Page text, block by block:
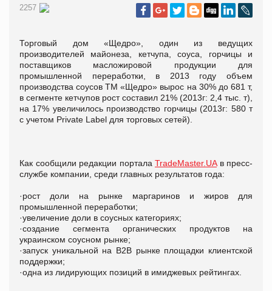
2257
Торговый дом «Щедро», один из ведущих
производителей майонеза, кетчупа, соуса, горчицы и
поставщиков масложировой продукции для
промышленной переработки, в 2013 году объем
производства соусов ТМ «Щедро» вырос на 30% до 681 т,
в сегменте кетчупов рост составил 21% (2013г: 2,4 тыс. т),
на 17% увеличилось производство горчицы (2013г: 580 т
с учетом Private Label для торговых сетей).
Как сообщили редакции портала TradeMaster.UAв пресс-
службе компании, среди главных результатов года:
·рост доли на рынке маргаринов и жиров для
промышленной переработки;
·увеличение доли в соусных категориях;
·создание сегмента органических продуктов на
украинском соусном рынке;
·запуск уникальной на B2B рынке площадки клиентской
поддержки;
·одна из лидирующих позиций в имиджевых рейтингах.